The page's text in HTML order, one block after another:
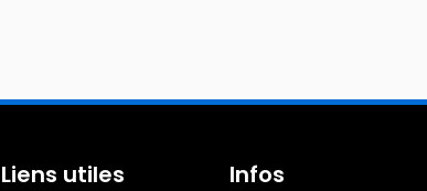
Liens utiles Infos